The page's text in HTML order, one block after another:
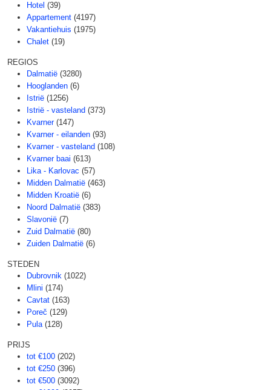
Hotel (39)
Appartement (4197)
Vakantiehuis (1975)
Chalet (19)
REGIOS
Dalmatië (3280)
Hooglanden (6)
Istrië (1256)
Istrië - vasteland (373)
Kvarner (147)
Kvarner - eilanden (93)
Kvarner - vasteland (108)
Kvarner baai (613)
Lika - Karlovac (57)
Midden Dalmatië (463)
Midden Kroatië (6)
Noord Dalmatië (383)
Slavonië (7)
Zuid Dalmatië (80)
Zuiden Dalmatië (6)
STEDEN
Dubrovnik (1022)
Mlini (174)
Cavtat (163)
Poreč (129)
Pula (128)
PRIJS
tot €100 (202)
tot €250 (396)
tot €500 (3092)